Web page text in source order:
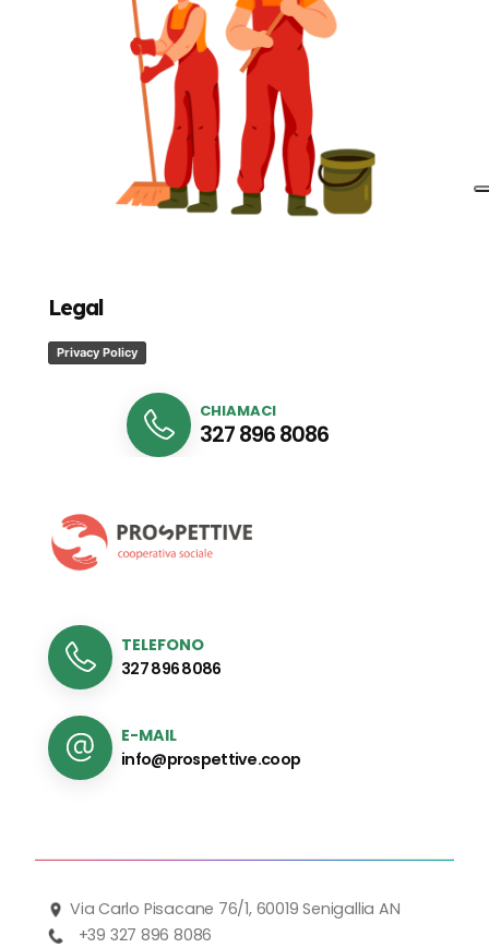
Legal
Privacy Policy
CHIAMACI
327 896 8086
TELEFONO
327 896 8086
E-MAIL
info@prospettive.coop
Via Carlo Pisacane 76/1, 60019 Senigallia AN
+39 327 896 8086